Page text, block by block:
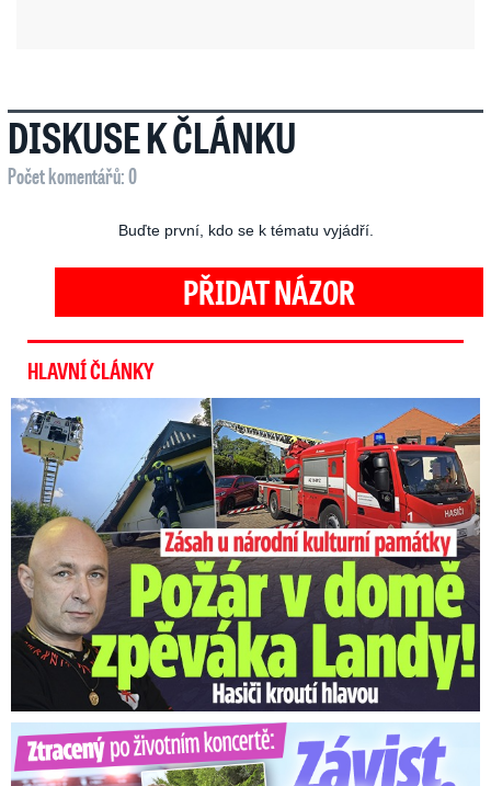
DISKUSE K ČLÁNKU
Počet komentářů: 0
Buďte první, kdo se k tématu vyjádří.
PŘIDAT NÁZOR
HLAVNÍ ČLÁNKY
U Daniela Landy hořelo! Hasiči kroutí hlavou
Ztracený po životním koncertě: Závist kolegů a teplý popík